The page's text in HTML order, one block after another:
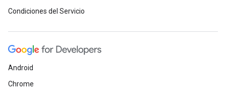
Condiciones del Servicio
Android
Chrome